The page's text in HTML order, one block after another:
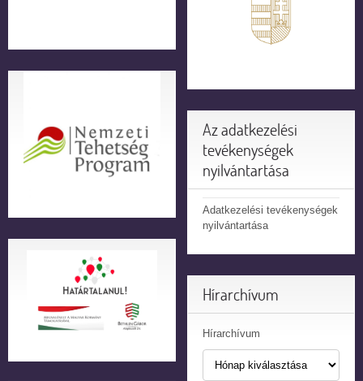
Az adatkezelési
tevékenységek
nyilvántartása
Adatkezelési tevékenységek
nyilvántartása
Hírarchívum
Hírarchívum